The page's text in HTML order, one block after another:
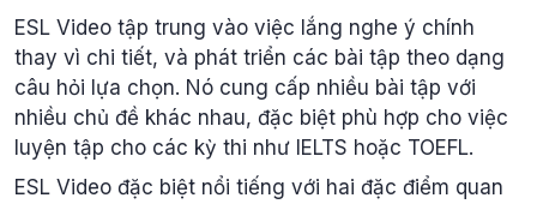
ESL Video tập trung vào việc lắng nghe ý chính
thay vì chi tiết, và phát triển các bài tập theo dạng
câu hỏi lựa chọn. Nó cung cấp nhiều bài tập với
nhiều chủ đề khác nhau, đặc biệt phù hợp cho việc
luyện tập cho các kỳ thi như IELTS hoặc TOEFL.
ESL Video đặc biệt nổi tiếng với hai đặc điểm quan